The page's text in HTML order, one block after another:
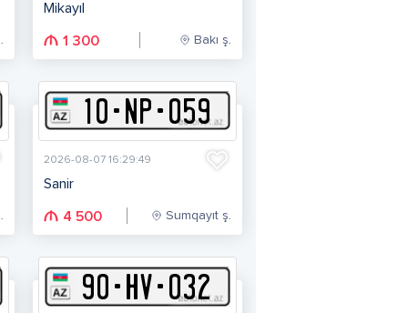
Mikayıl
1 300 Bakı ş.
10-NP-059
2026-08-07 16:29:49
Sanir
4 500 Sumqayıt ş.
90-HV-032